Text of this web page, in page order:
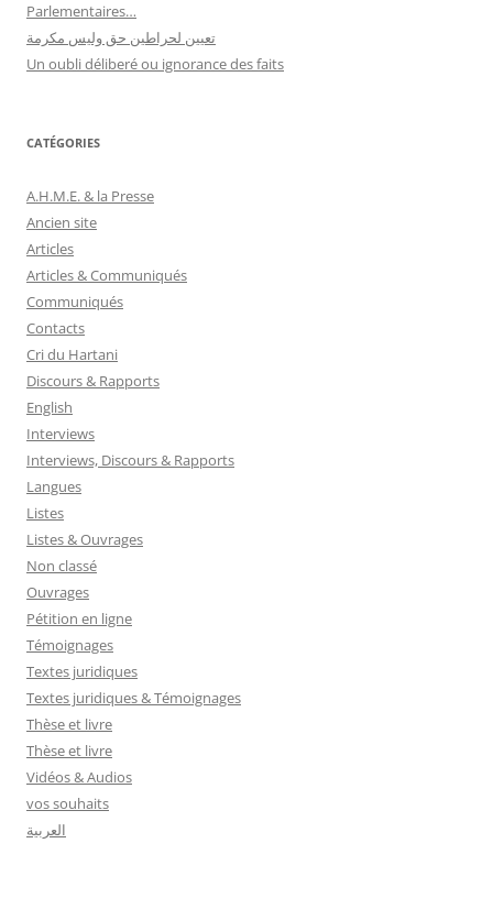
Parlementaires…
تعيين لحراطين حق وليس مكرمة
Un oubli déliberé ou ignorance des faits
CATÉGORIES
A.H.M.E. & la Presse
Ancien site
Articles
Articles & Communiqués
Communiqués
Contacts
Cri du Hartani
Discours & Rapports
English
Interviews
Interviews, Discours & Rapports
Langues
Listes
Listes & Ouvrages
Non classé
Ouvrages
Pétition en ligne
Témoignages
Textes juridiques
Textes juridiques & Témoignages
Thèse et livre
Thèse et livre
Vidéos & Audios
vos souhaits
العربية